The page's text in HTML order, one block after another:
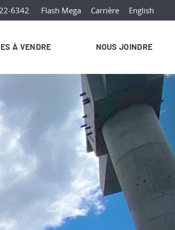
6342 Flash Mega Carrière English
À VENDRE NOUS JOINDRE